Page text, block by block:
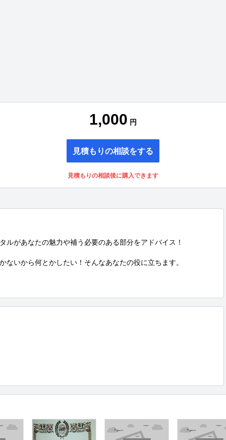
1,000 円
見積もりの相談をする
見積もりの相談後に購入できます
ルがあなたの魅力や補う必要のある部分をアドバイス！
ないから何とかしたい！そんなあなたの役に立ちます。